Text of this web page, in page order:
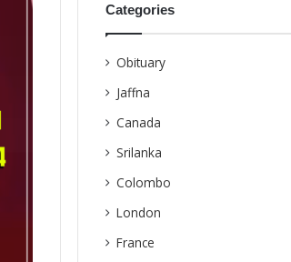
Categories
Obituary
Jaffna
Canada
Srilanka
Colombo
London
France